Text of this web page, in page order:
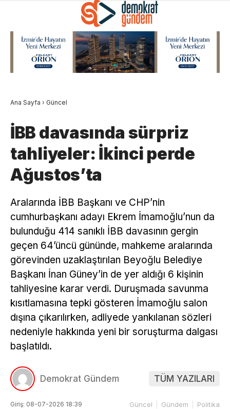
Ana Sayfa › Güncel
İBB davasında sürpriz
tahliyeler: İkinci perde
Ağustos’ta
Aralarında İBB Başkanı ve CHP’nin
cumhurbaşkanı adayı Ekrem İmamoğlu’nun da
bulunduğu 414 sanıklı İBB davasının gergin
geçen 64’üncü gününde, mahkeme aralarında
görevinden uzaklaştırılan Beyoğlu Belediye
Başkanı İnan Güney’in de yer aldığı 6 kişinin
tahliyesine karar verdi. Duruşmada savunma
kısıtlamasına tepki gösteren İmamoğlu salon
dışına çıkarılırken, adliyede yankılanan sözleri
nedeniyle hakkında yeni bir soruşturma dalgası
başlatıldı.
Demokrat Gündem TÜM YAZILARI
Giriş: 08-07-2026 18:39
Güncel Gündem Politika